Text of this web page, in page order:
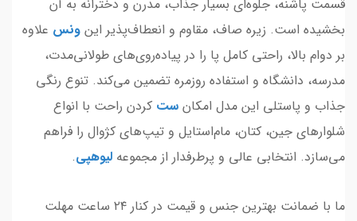
قسمت پاشنه، جلوه‌ای بسیار جذاب، مدرن و دخترانه به آن
بخشیده است. زیره صاف، مقاوم و انعطاف‌پذیر این ونس علاوه
بر دوام بالا، راحتی کامل پا را در پیاده‌روی‌های طولانی‌مدت،
مدرسه، دانشگاه و استفاده روزمره تضمین می‌کند. تنوع رنگی
جذاب و پاستلی این مدل امکان ست کردن راحت با انواع
شلوارهای جین، کتان، مام‌استایل و تیپ‌های کژوال را فراهم
می‌سازد. انتخابی عالی و پرطرفدار از مجموعه لیوهپی.
ما با ضمانت بهترین جنس و قیمت در کنار ۲۴ ساعت مهلت